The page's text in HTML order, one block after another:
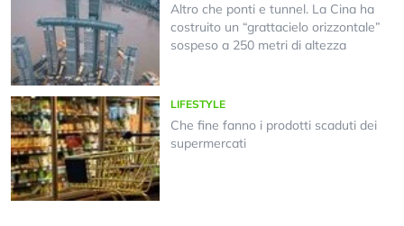
Altro che ponti e tunnel. La Cina ha
costruito un “grattacielo orizzontale”
sospeso a 250 metri di altezza
LIFESTYLE
Che fine fanno i prodotti scaduti dei
supermercati